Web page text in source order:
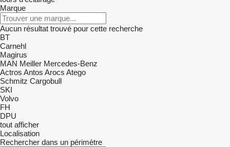
Marque
Aucun résultat trouvé pour cette recherche
BT
Carnehl
Magirus
MAN Meiller Mercedes-Benz
Actros Antos Arocs Atego
Schmitz Cargobull
SKI
Volvo
FH
DPU
tout afficher
Localisation
Rechercher dans un périmètre